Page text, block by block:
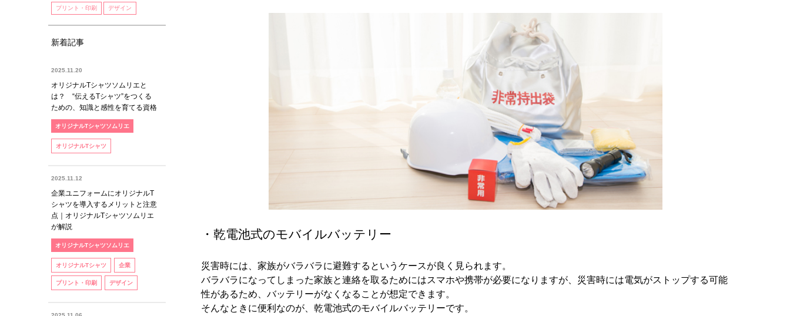
プリント・印刷 デザイン
新着記事
2025.11.20
オリジナルTシャツソムリエと
は？ “伝えるTシャツ”をつくる
ための、知識と感性を育てる資格
オリジナルTシャツソムリエ
オリジナルTシャツ
2025.11.12
企業ユニフォームにオリジナルT
シャツを導入するメリットと注意
点｜オリジナルTシャツソムリエ
が解説
オリジナルTシャツソムリエ
オリジナルTシャツ 企業
プリント・印刷 デザイン
・乾電池式のモバイルバッテリー
災害時には、家族がバラバラに避難するというケースが良く見られます。
バラバラになってしまった家族と連絡を取るためにはスマホや携帯が必要になりますが、災害時には電気がストップする可能
性があるため、バッテリーがなくなることが想定できます。
そんなときに便利なのが、乾電池式のモバイルバッテリーです。